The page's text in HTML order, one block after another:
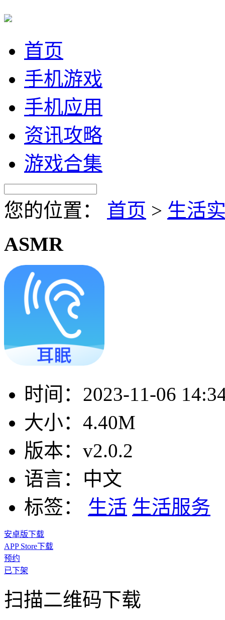
首页
手机游戏
手机应用
资讯攻略
游戏合集
您的位置： 首页 > 生活
ASMR
时间： 2023-11-06
大小： 4.40M
版本： v2.0.2
语言： 中文
标签：
生活 生活服务
安卓版下载
APP Store下载
预约
已下架
扫描二维码下载